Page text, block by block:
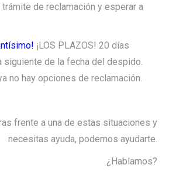
de reclamación y esperar a
¡LOS PLAZOS! 20 días
de la fecha del despido.
no hay opciones de reclamación.
frente a una de estas situaciones y
necesitas ayuda, podemos ayudarte.
¿Hablamos?